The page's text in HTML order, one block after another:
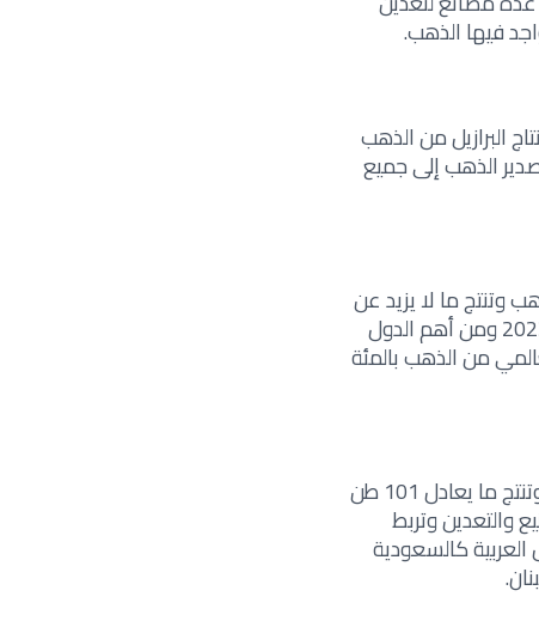
فيها الذهب.
البرازيل من الذهب
عديدة لتصدير الذهب إلى جميع
وتنتج ما لا يزيد عن
138 طن من الذهب وهي أكبر بلد منتج للذهب في أفريقيا 2021- 2022 ومن أهم الدول
من الذهب بالمئة
كما تاتي الباكستان في المركز التاسع عالمياً من حيث انتاجها للذهب وتنتج ما يعادل 101 طن
والتعدين وتربط
كالسعودية